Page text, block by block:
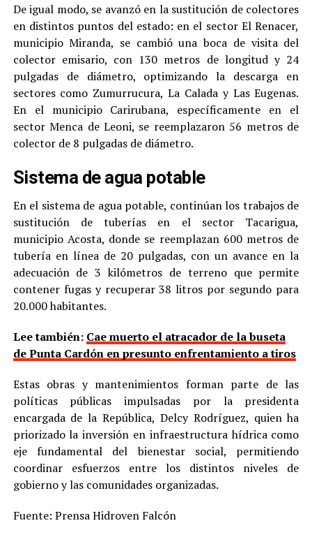
De igual modo, se avanzó en la sustitución de colectores
en distintos puntos del estado: en el sector El Renacer,
municipio Miranda, se cambió una boca de visita del
colector emisario, con 130 metros de longitud y 24
pulgadas de diámetro, optimizando la descarga en
sectores como Zumurrucura, La Calada y Las Eugenas.
En el municipio Carirubana, específicamente en el
sector Menca de Leoni, se reemplazaron 56 metros de
colector de 8 pulgadas de diámetro.
Sistema de agua potable
En el sistema de agua potable, continúan los trabajos de
sustitución de tuberías en el sector Tacarigua,
municipio Acosta, donde se reemplazan 600 metros de
tubería en línea de 20 pulgadas, con un avance en la
adecuación de 3 kilómetros de terreno que permite
contener fugas y recuperar 38 litros por segundo para
20.000 habitantes.
Lee también: Cae muerto el atracador de la buseta
de Punta Cardón en presunto enfrentamiento a tiros
Estas obras y mantenimientos forman parte de las
políticas públicas impulsadas por la presidenta
encargada de la República, Delcy Rodríguez, quien ha
priorizado la inversión en infraestructura hídrica como
eje fundamental del bienestar social, permitiendo
coordinar esfuerzos entre los distintos niveles de
gobierno y las comunidades organizadas.
Fuente: Prensa Hidroven Falcón